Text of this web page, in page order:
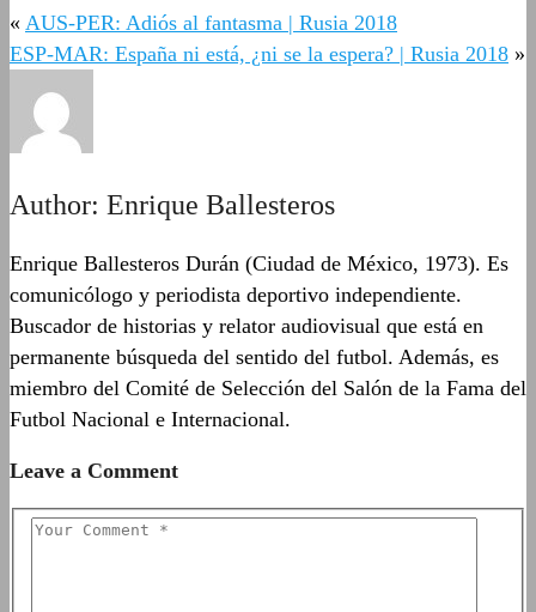
« AUS-PER: Adiós al fantasma | Rusia 2018
ESP-MAR: España ni está, ¿ni se la espera? | Rusia 2018 »
Author: Enrique Ballesteros
Enrique Ballesteros Durán (Ciudad de México, 1973). Es
comunicólogo y periodista deportivo independiente.
Buscador de historias y relator audiovisual que está en
permanente búsqueda del sentido del futbol. Además, es
miembro del Comité de Selección del Salón de la Fama del
Futbol Nacional e Internacional.
Leave a Comment